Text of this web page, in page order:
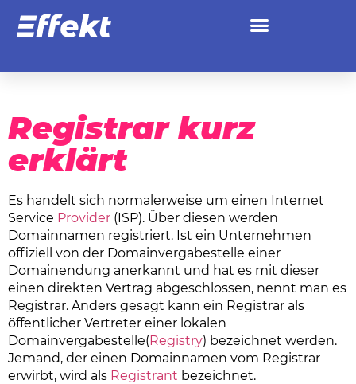
Registrar
Registrar kurz
erklärt
Es handelt sich normalerweise um einen Internet
Service Provider (ISP). Über diesen werden
Domainnamen registriert. Ist ein Unternehmen
offiziell von der Domainvergabestelle einer
Domainendung anerkannt und hat es mit dieser
einen direkten Vertrag abgeschlossen, nennt man es
Registrar. Anders gesagt kann ein Registrar als
öffentlicher Vertreter einer lokalen
Domainvergabestelle(Registry) bezeichnet werden.
Jemand, der einen Domainnamen vom Registrar
erwirbt, wird als Registrant bezeichnet.